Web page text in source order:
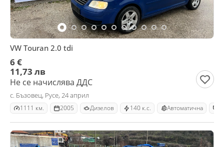
VW Touran 2.0 tdi
6 €
11,73 лв
Не се начислява ДДС
с. Бъзовец, Русе, 24 април
1111 км. 2005 Дизелов 140 к.с. Автоматична